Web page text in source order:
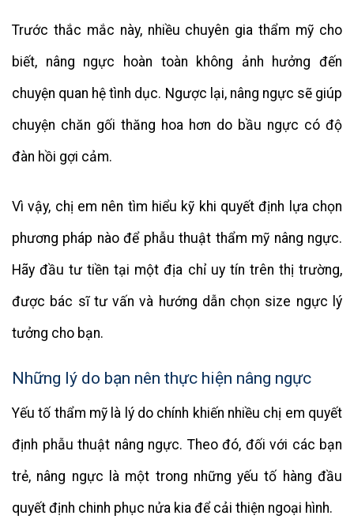
Trước thắc mắc này, nhiều chuyên gia thẩm mỹ cho
biết, nâng ngực hoàn toàn không ảnh hưởng đến
chuyện quan hệ tình dục. Ngược lại, nâng ngực sẽ giúp
chuyện chăn gối thăng hoa hơn do bầu ngực có độ
đàn hồi gợi cảm.
Vì vậy, chị em nên tìm hiểu kỹ khi quyết định lựa chọn
phương pháp nào để phẫu thuật thẩm mỹ nâng ngực.
Hãy đầu tư tiền tại một địa chỉ uy tín trên thị trường,
được bác sĩ tư vấn và hướng dẫn chọn size ngực lý
tưởng cho bạn.
Những lý do bạn nên thực hiện nâng ngực
Yếu tố thẩm mỹ là lý do chính khiến nhiều chị em quyết
định phẫu thuật nâng ngực. Theo đó, đối với các bạn
trẻ, nâng ngực là một trong những yếu tố hàng đầu
quyết định chinh phục nửa kia để cải thiện ngoại hình.